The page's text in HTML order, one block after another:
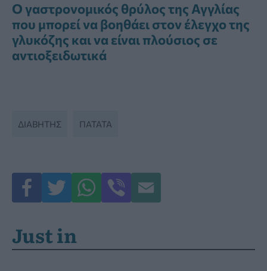
Ο γαστρονομικός θρύλος της Αγγλίας
που μπορεί να βοηθάει στον έλεγχο της
γλυκόζης και να είναι πλούσιος σε
αντιοξειδωτικά
ΔΙΑΒΉΤΗΣ ΠΑΤΆΤΑ
Just in